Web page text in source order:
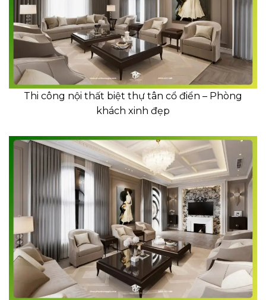
Thi công nội thất biệt thự tân cổ điển – Phòng
khách xinh đẹp